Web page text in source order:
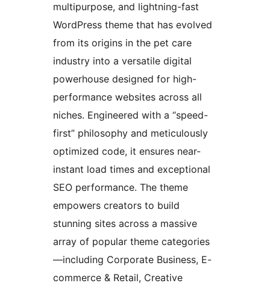
multipurpose, and lightning-fast
WordPress theme that has evolved
from its origins in the pet care
industry into a versatile digital
powerhouse designed for high-
performance websites across all
niches. Engineered with a “speed-
first” philosophy and meticulously
optimized code, it ensures near-
instant load times and exceptional
SEO performance. The theme
empowers creators to build
stunning sites across a massive
array of popular theme categories
—including Corporate Business, E-
commerce & Retail, Creative